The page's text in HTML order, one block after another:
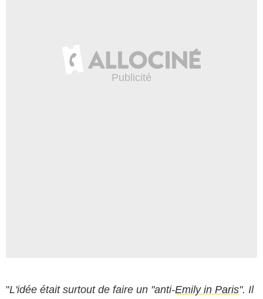
"L'idée était surtout de faire un "anti-Emily in Paris". Il